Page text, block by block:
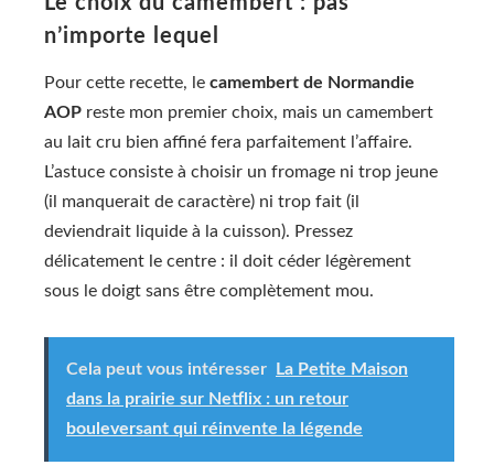
n’importe lequel
Pour cette recette, le camembert de Normandie
AOP reste mon premier choix, mais un camembert
au lait cru bien affiné fera parfaitement l’affaire.
L’astuce consiste à choisir un fromage ni trop jeune
(il manquerait de caractère) ni trop fait (il
deviendrait liquide à la cuisson). Pressez
délicatement le centre : il doit céder légèrement
sous le doigt sans être complètement mou.
Cela peut vous intéresser
La Petite Maison
dans la prairie sur Netflix : un retour
bouleversant qui réinvente la légende